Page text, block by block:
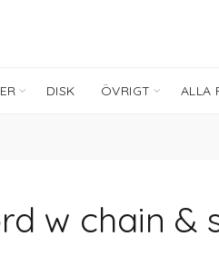
DISK ÖVRIGT ALLA
w chain &